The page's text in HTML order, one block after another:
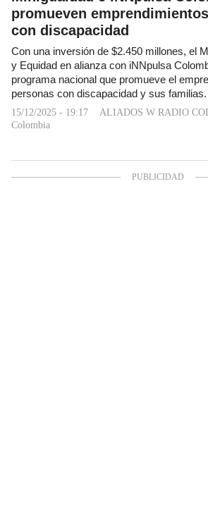
promueven
con discapacidad
Con una inversión de $2.450 millones, el
y Equidad en alianza con iNNpulsa
programa nacional que promueve el
personas con discapacidad y sus familias.
15/12/2025 - 19:17
ALIADOS W RADIO
Colombia